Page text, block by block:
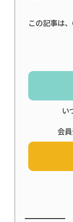
この記事は
い
会